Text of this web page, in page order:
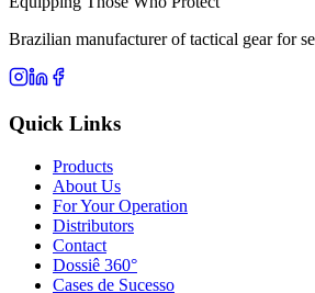
Brazilian manufacturer of tactical gear for
Quick Links
Products
About Us
For Your Operation
Distributors
Contact
Dossiê 360°
Cases de Sucesso